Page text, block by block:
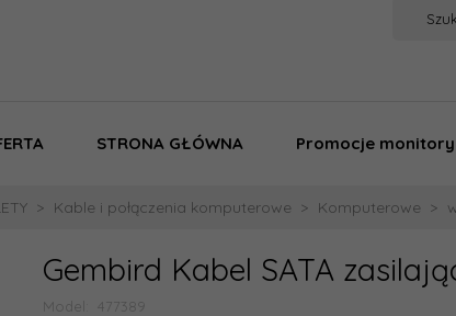
STRONA GŁÓWNA Promocje
Kable i połączenia komputerowe Komputerowe
Gembird Kabel SATA
Model: 477389